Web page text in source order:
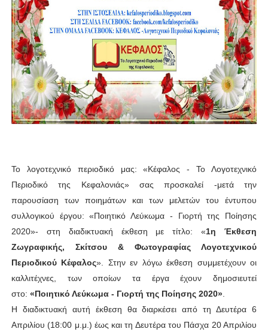
Το λογοτεχνικό περιοδικό μας: «Κέφαλος - Το Λογοτεχνικό
Περιοδικό της Κεφαλονιάς» σας προσκαλεί -μετά την
παρουσίαση των ποιημάτων και των μελετών του έντυπου
συλλογικού έργου: «Ποιητικό Λεύκωμα - Γιορτή της Ποίησης
2020»- στη διαδικτυακή έκθεση με τίτλο: «1η Έκθεση
Ζωγραφικής, Σκίτσου & Φωτογραφίας Λογοτεχνικού
Περιοδικού Κέφαλος». Στην εν λόγω έκθεση συμμετέχουν οι
καλλιτέχνες, των οποίων τα έργα έχουν δημοσιευτεί
στο: «Ποιητικό Λεύκωμα - Γιορτή της Ποίησης 2020».
Η διαδικτυακή αυτή έκθεση θα διαρκέσει από τη Δευτέρα 6
Απριλίου (18:00 μ.μ.) έως και τη Δευτέρα του Πάσχα 20 Απριλίου